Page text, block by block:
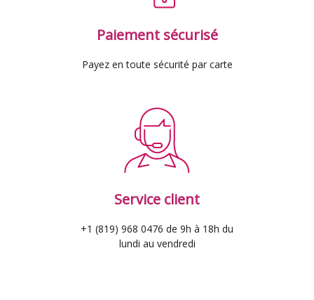
Paiement sécurisé
Payez en toute sécurité par carte
Service client
+1 (819) 968 0476 de 9h à 18h du
lundi au vendredi